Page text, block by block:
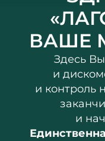
ВАШЕ
Здесь
и
и контроль
и